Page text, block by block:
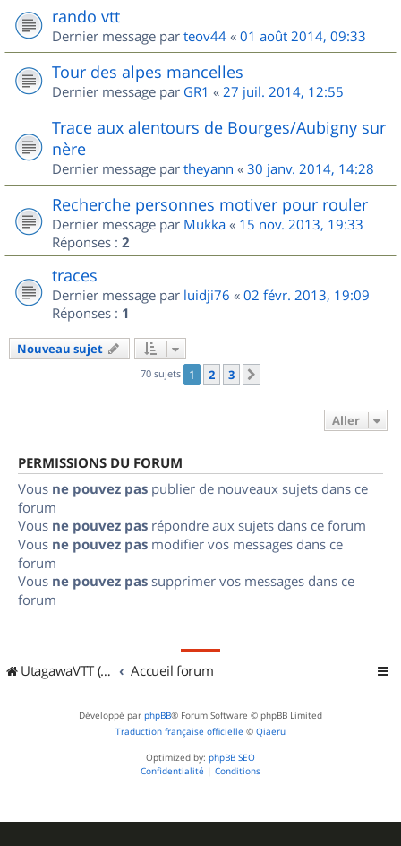
rando vtt
Dernier message par teov44 « 01 août 2014, 09:33
Tour des alpes mancelles
Dernier message par GR1 « 27 juil. 2014, 12:55
Trace aux alentours de Bourges/Aubigny sur
nère
Dernier message par theyann « 30 janv. 2014, 14:28
Recherche personnes motiver pour rouler
Dernier message par Mukka « 15 nov. 2013, 19:33
Réponses : 2
traces
Dernier message par luidji76 « 02 févr. 2013, 19:09
Réponses : 1
Nouveau sujet
70 sujets 1 2 3
Aller
PERMISSIONS DU FORUM
Vous ne pouvez pas publier de nouveaux sujets dans ce
forum
Vous ne pouvez pas répondre aux sujets dans ce forum
Vous ne pouvez pas modifier vos messages dans ce
forum
Vous ne pouvez pas supprimer vos messages dans ce
forum
UtagawaVTT (Randos VTT et VTTAE avec traces GPS) Accueil forum
Développé par phpBB® Forum Software © phpBB Limited
Traduction française officielle © Qiaeru
Optimized by: phpBB SEO
Confidentialité | Conditions